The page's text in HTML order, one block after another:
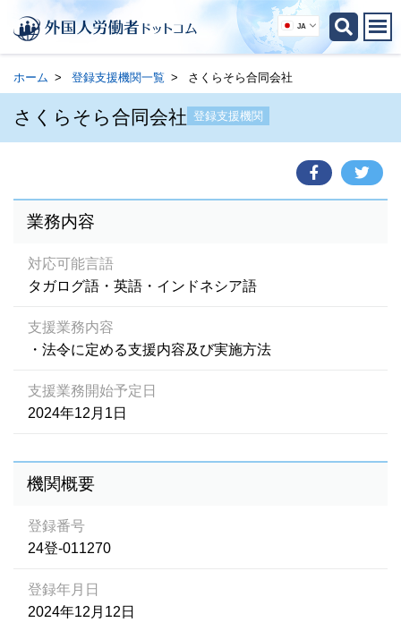
JA
ホーム 登録支援機関一覧 さくらそら合同会社
さくらそら合同会社 登録支援機関
業務内容
対応可能言語
タガログ語・英語・インドネシア語
支援業務内容
・法令に定める支援内容及び実施方法
支援業務開始予定日
2024年12月1日
機関概要
登録番号
24登-011270
登録年月日
2024年12月12日